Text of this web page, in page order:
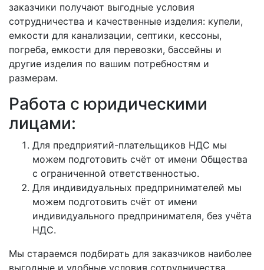
заказчики получают выгодные условия
сотрудничества и качественные изделия: купели,
емкости для канализации, септики, кессоны,
погреба, емкости для перевозки, бассейны и
другие изделия по вашим потребностям и
размерам.
Работа с юридическими
лицами:
Для предприятий-плательщиков НДС мы
можем подготовить счёт от имени Общества
с ограниченной ответственностью.
Для индивидуальных предпринимателей мы
можем подготовить счёт от имени
индивидуального предпринимателя, без учёта
НДС.
Мы стараемся подбирать для заказчиков наиболее